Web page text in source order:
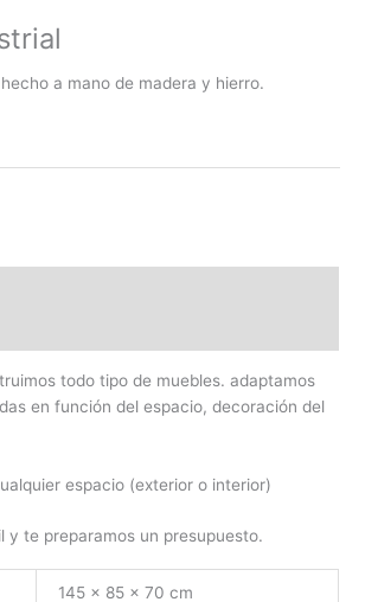
a mano de madera y hierro.
todo tipo de muebles. adaptamos
en función del espacio, decoración del
espacio (exterior o interior)
y te preparamos un presupuesto.
145 × 85 × 70 cm